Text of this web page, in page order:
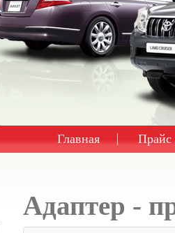
Главная Прайс
Адаптер -